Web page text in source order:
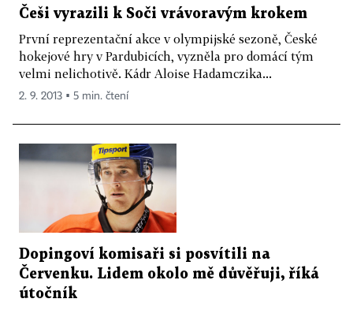
Češi vyrazili k Soči vrávoravým krokem
První reprezentační akce v olympijské sezoně, České
hokejové hry v Pardubicích, vyzněla pro domácí tým
velmi nelichotivě. Kádr Aloise Hadamczika...
2. 9. 2013 ▪ 5 min. čtení
Dopingoví komisaři si posvítili na
Červenku. Lidem okolo mě důvěřuji, říká
útočník